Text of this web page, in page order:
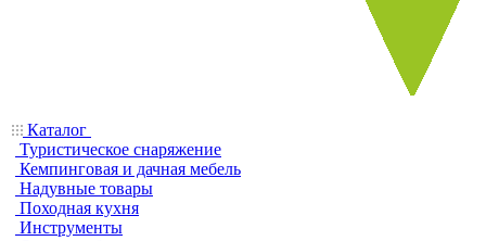
Каталог
Туристическое снаряжение
Кемпинговая и дачная мебель
Надувные товары
Походная кухня
Инструменты